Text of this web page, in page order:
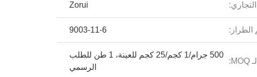
Zorui
الطراز: 9003-11-6
الـ MOQ:
500 جرام/1 كجم/25 كجم للعينة، 1 طن للطلب
الرسمي